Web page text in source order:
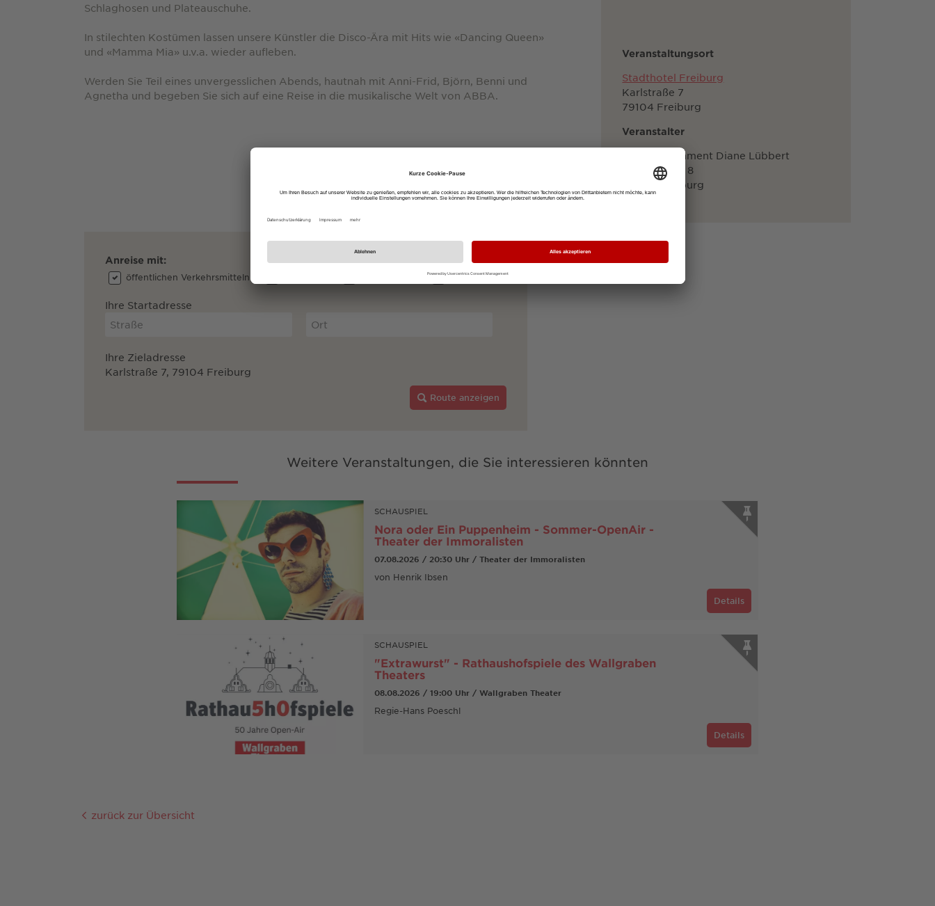
Schlaghosen und Plateauschuhe.
In stilechten Kostümen lassen unsere Künstler die Disco-Ära mit Hits wie «Dancing Queen»
und «Mamma Mia» u.v.a. wieder aufleben.
Werden Sie Teil eines unvergesslichen Abends, hautnah mit Anni-Frid, Björn, Benni und
Agnetha und begeben Sie sich auf eine Reise in die musikalische Welt von ABBA.
Veranstaltungsort
Stadthotel Freiburg
Karlstraße 7
79104 Freiburg
Veranstalter
DS Entertainment Diane Lübbert
Platanenhof 8
47053 Duisburg
Anreise mit:
öffentlichen Verkehrsmitteln zu Fuß
Ihre Startadresse
Ihre Zieladresse
Karlstraße 7, 79104 Freiburg
Route anzeigen
Weitere Veranstaltungen, die Sie interessieren könnten
SCHAUSPIEL
Nora oder Ein Puppenheim - Sommer-OpenAir -
Theater der Immoralisten
07.08.2026 / 20:30 Uhr / Theater der Immoralisten
von Henrik Ibsen
Details
SCHAUSPIEL
"Extrawurst" - Rathaushofspiele des Wallgraben
Theaters
08.08.2026 / 19:00 Uhr / Wallgraben Theater
Regie-Hans Poeschl
Details
zurück zur Übersicht